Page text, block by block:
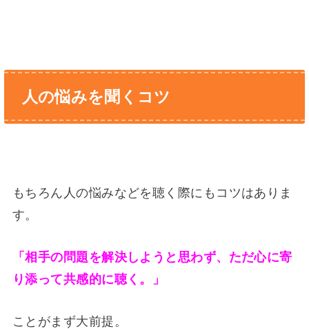
人の悩みを聞くコツ
もちろん人の悩みなどを聴く際にもコツはありま
す。
「相手の問題を解決しようと思わず、ただ心に寄
り添って共感的に聴く。」
ことがまず大前提。